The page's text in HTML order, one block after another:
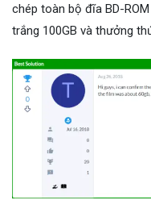
chép toàn bộ đĩa BD-
trắng 100GB và thưởng